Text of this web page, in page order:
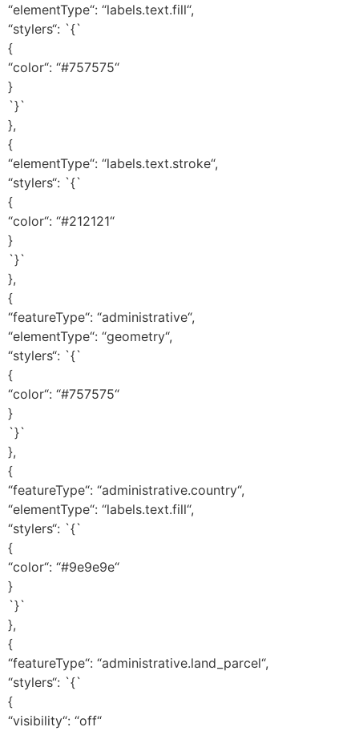
“elementType“: “labels.text.fill“,
“stylers“: `{`
{
“color“: “#757575“
}
`}`
},
{
“elementType“: “labels.text.stroke“,
“stylers“: `{`
{
“color“: “#212121“
}
`}`
},
{
“featureType“: “administrative“,
“elementType“: “geometry“,
“stylers“: `{`
{
“color“: “#757575“
}
`}`
},
{
“featureType“: “administrative.country“,
“elementType“: “labels.text.fill“,
“stylers“: `{`
{
“color“: “#9e9e9e“
}
`}`
},
{
“featureType“: “administrative.land_parcel“,
“stylers“: `{`
{
“visibility“: “off“